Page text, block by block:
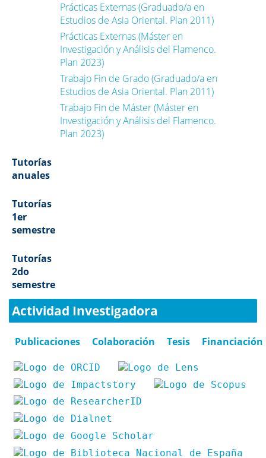
Prácticas Externas (Graduado/a en
Estudios de Asia Oriental. Plan 2011)
Prácticas Externas (Máster en
Investigación y Análisis del Flamenco.
Plan 2023)
Trabajo Fin de Grado (Graduado/a en
Estudios de Asia Oriental. Plan 2011)
Trabajo Fin de Máster (Máster en
Investigación y Análisis del Flamenco.
Plan 2023)
Tutorías
anuales
Tutorías
1er
semestre
Tutorías
2do
semestre
Actividad Investigadora
Publicaciones Colaboración Tesis Financiación